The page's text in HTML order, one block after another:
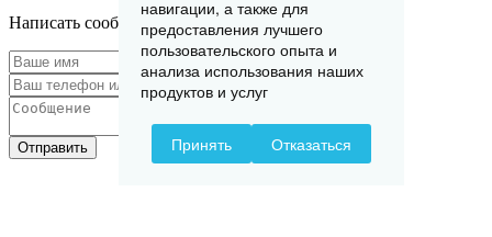
Написать сообщение
Отправить
навигации, а также для
предоставления лучшего
пользовательского опыта и
анализа использования наших
продуктов и услуг
Принять Отказаться